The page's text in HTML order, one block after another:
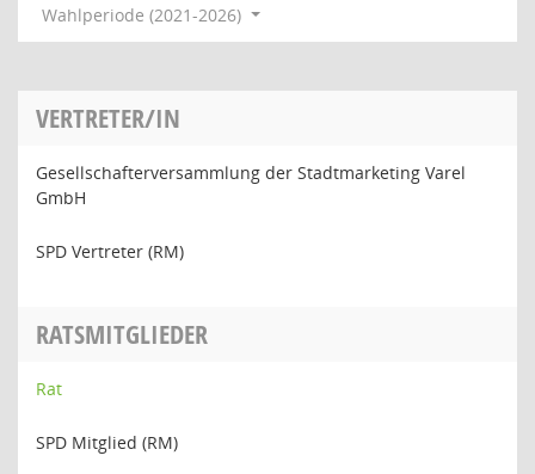
Wahlperiode (2021-2026)
VERTRETER/IN
Gesellschafterversammlung der Stadtmarketing Varel
GmbH
SPD Vertreter (RM)
RATSMITGLIEDER
Rat
SPD Mitglied (RM)